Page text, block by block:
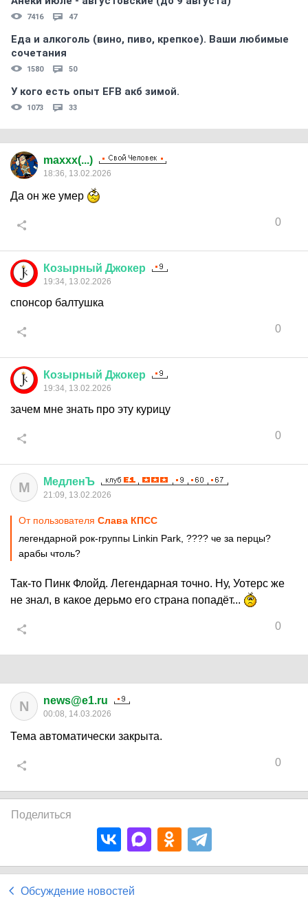
7416 47
Еда и алкоголь (вино, пиво, крепкое). Ваши любимые
сочетания
1580 50
У кого есть опыт EFB акб зимой.
1073 33
maxxx(...)
18:36, 13.02.2026
Да он же умер
0
Козырный Джокер
19:34, 13.02.2026
спонсор балтушка
0
Козырный Джокер
19:34, 13.02.2026
зачем мне знать про эту курицу
0
М МедленЪ
21:09, 13.02.2026
От пользователя Слава КПСС
легендарной рок-группы Linkin Park, ???? че за перцы?
арабы чтоль?
Так-то Пинк Флойд. Легендарная точно. Ну, Уотерс же
не знал, в какое дерьмо его страна попадёт...
0
N news@e1.ru
00:08, 14.03.2026
Тема автоматически закрыта.
0
Поделиться
Обсуждение новостей